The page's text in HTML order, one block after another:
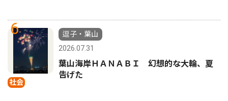
6
社会
逗子・葉山
2026.07.31
葉山海岸ＨＡＮＡＢＩ 幻想的な大輪、夏
告げた